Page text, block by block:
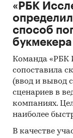
рейтинги
Рынок
сервиса
объеме
сквозной
маркетинга,
услуг
В обзоре
«РБК
способ
Команда «РБК
сопоставила
(ввод и вывод
сценариев в
компаниях.
наиболее
В качестве